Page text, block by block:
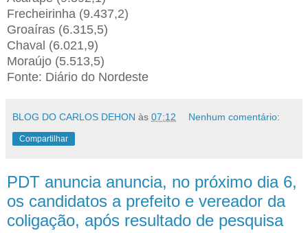
Frecheirinha (9.437,2)
Groaíras (6.315,5)
Chaval (6.021,9)
Moraújo (5.513,5)
Fonte: Diário do Nordeste
BLOG DO CARLOS DEHON às 07:12 Nenhum comentário:
Compartilhar
PDT anuncia anuncia, no próximo dia 6,
os candidatos a prefeito e vereador da
coligação, após resultado de pesquisa